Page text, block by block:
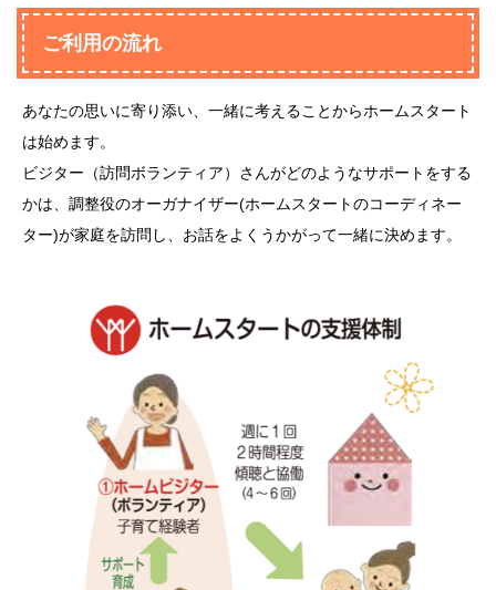
ご利用の流れ
あなたの思いに寄り添い、一緒に考えることからホームスタート
は始めます。
ビジター（訪問ボランティア）さんがどのようなサポートをする
かは、調整役のオーガナイザー(ホームスタートのコーディネー
ター)が家庭を訪問し、お話をよくうかがって一緒に決めます。